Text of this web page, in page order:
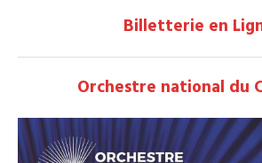
Billetterie en
Orchestre national du